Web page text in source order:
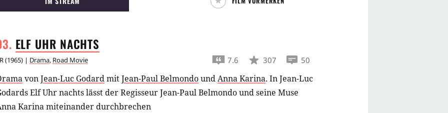
ELF UHR NACHTS
(1965) | Drama, Road Movie 7.6 307 50
vonJean-Luc GodardmitJean-Paul BelmondoundAnna Karina. In Jean-Luc
Elf Uhr nachts lässt der Regisseur Jean-Paul Belmondo und seine Muse
Karina miteinander durchbrechen